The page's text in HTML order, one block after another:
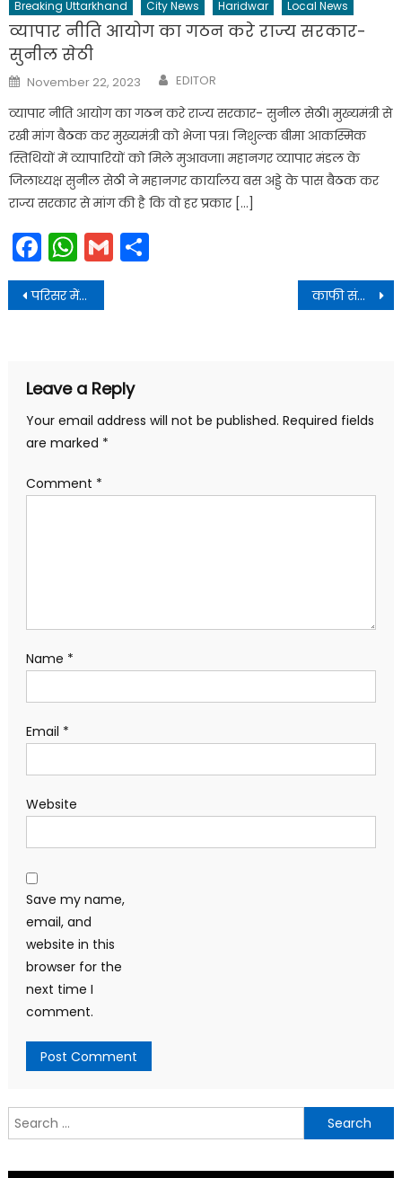
Breaking Uttarkhand City News Haridwar Local News
व्यापार नीति आयोग का गठन करे राज्य सरकार-
सुनील सेठी
Posted
on
November 22, 2023 Author
EDITOR
व्यापार नीति आयोग का गठन करे राज्य सरकार- सुनील सेठी। मुख्यमंत्री से
रखी मांग बैठक कर मुख्यमंत्री को भेजा पत्र। निशुल्क बीमा आकस्मिक
स्तिथियों में व्यापारियों को मिले मुआवजा। महानगर व्यापार मंडल के
जिलाध्यक्ष सुनील सेठी ने महानगर कार्यालय बस अड्डे के पास बैठक कर
राज्य सरकार से मांग की है कि वो हर प्रकार […]
Facebook
WhatsApp
Gmail
Post
navigation
परिसर में स्वच्छता, यात्रियों की सुविधा, संचालन व्यवस्था और परिवहन प्रबंधन का बारीकी से निरीक्षण किया काफी संख्या में श्रद्धालु, बीकेटीसी कर्मचारी-अधिकारी, विभिन्न विभागों और प्रशासन के अधिकारी उपस्थित रहे
Leave a Reply
Your email address will not be published. Required fields
are marked *
Comment *
Name *
Email *
Website
Save my name,
email, and
website in this
browser for the
next time I
comment.
Search
for: